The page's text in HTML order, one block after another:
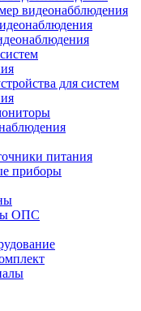
видеонабблюдения
для систем
питания
приборы
ОПС